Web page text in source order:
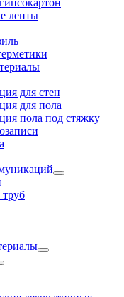
ленты
для стен
для пола
пола под стяжку